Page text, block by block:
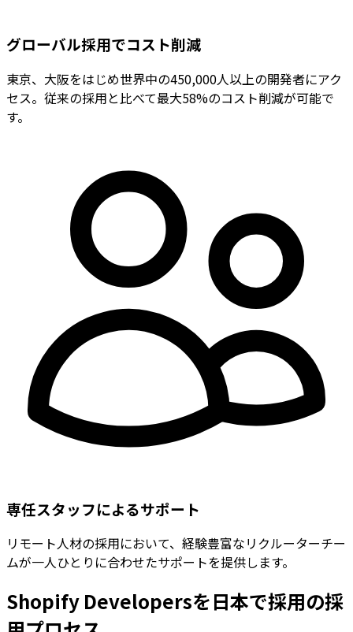
グローバル採用でコスト削減
東京、大阪をはじめ世界中の450,000人以上の開発者にアク
セス。従来の採用と比べて最大58%のコスト削減が可能で
す。
専任スタッフによるサポート
リモート人材の採用において、経験豊富なリクルーターチー
ムが一人ひとりに合わせたサポートを提供します。
Shopify Developersを日本で採用の採